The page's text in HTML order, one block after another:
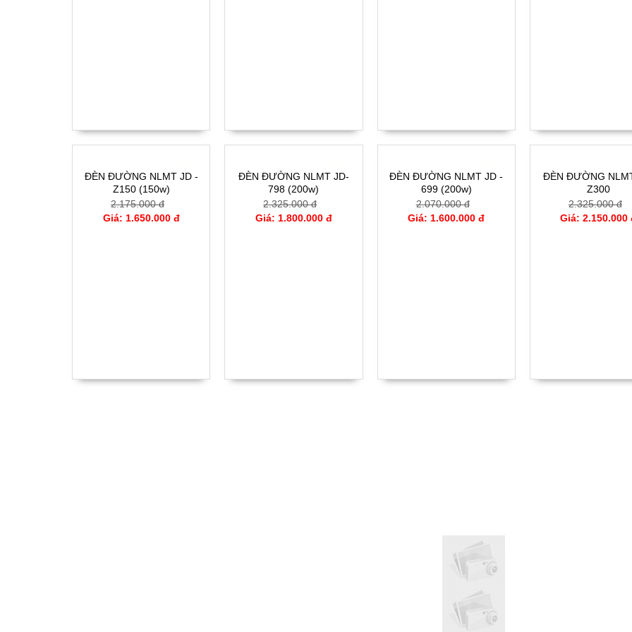
ĐÈN ĐƯỜNG NLMT JD -
Z150 (150w)
2.175.000 đ
Giá: 1.650.000 đ
ĐÈN ĐƯỜNG NLMT JD-
798 (200w)
2.325.000 đ
Giá: 1.800.000 đ
ĐÈN ĐƯỜNG NLMT JD -
699 (200w)
2.070.000 đ
Giá: 1.600.000 đ
ĐÈN ĐƯỜNG
Z300
2.325.000 đ
Giá: 2.150.000